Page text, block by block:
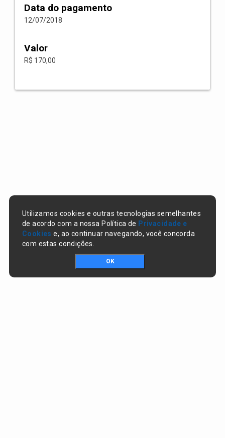
Data do pagamento
12/07/2018
Valor
R$ 170,00
Utilizamos cookies e outras tecnologias semelhantes
de acordo com a nossa Política de Privacidade e
Cookies e, ao continuar navegando, você concorda
com estas condições.
OK